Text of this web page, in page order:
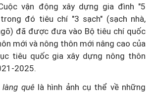
vận động xây dựng gia đình "5
đó tiêu chí "3 sạch" (sạch nhà,
đã được đưa vào Bộ tiêu chí quốc
mới và nông thôn mới nâng cao của
tiêu quốc gia xây dựng nông thôn
2025.
quê là hình ảnh cụ thể về những